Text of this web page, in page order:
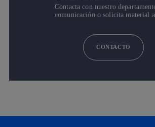
Contacta con nuestro
comunicación o solicita material
CONTACTO